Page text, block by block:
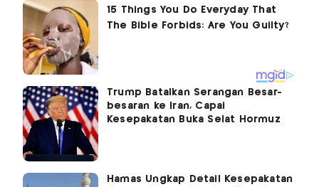
Trump Batalkan Serangan Besar-
besaran ke Iran, Capai
Kesepakatan Buka Selat Hormuz
Hamas Ungkap Detail Kesepakatan